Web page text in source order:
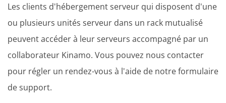
Les clients d'hébergement serveur qui disposent d'une
ou plusieurs unités serveur dans un rack mutualisé
peuvent accéder à leur serveurs accompagné par un
collaborateur Kinamo. Vous pouvez nous contacter
pour régler un rendez-vous à l'aide de notre formulaire
de support.